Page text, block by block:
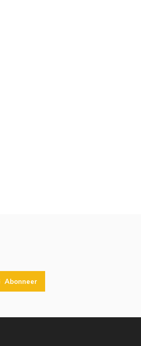
Abonneer